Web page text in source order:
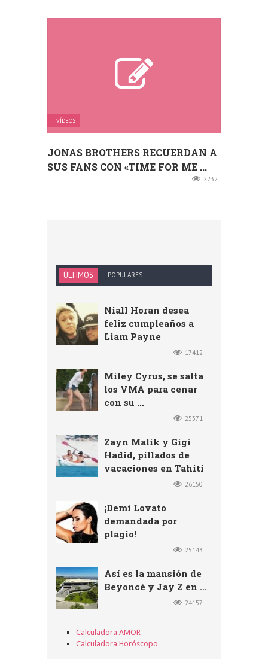
VÍDEOS
JONAS BROTHERS RECUERDAN A
SUS FANS CON «TIME FOR ME ...
2232
ÚLTIMOS POPULARES
Niall Horan desea
feliz cumpleaños a
Liam Payne
17412
Miley Cyrus, se salta
los VMA para cenar
con su ...
25371
Zayn Malik y Gigi
Hadid, pillados de
vacaciones en Tahiti
26150
¡Demi Lovato
demandada por
plagio!
25143
Así es la mansión de
Beyoncé y Jay Z en ...
24157
Calculadora AMOR
Calculadora Horóscopo